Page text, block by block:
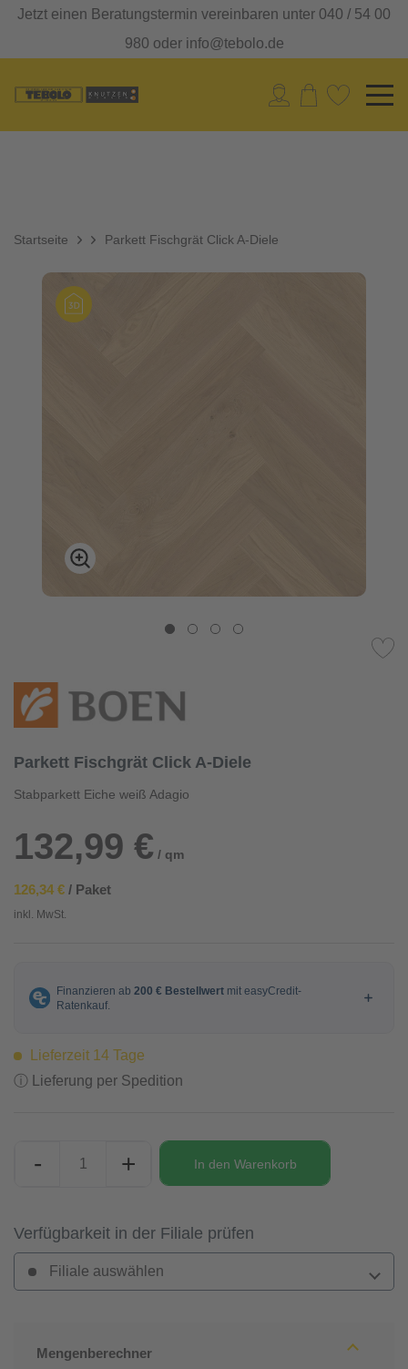
Jetzt einen Beratungstermin vereinbaren unter 040 / 54 00
980 oder info@tebolo.de
Startseite Parkett Fischgrät Click A-Diele
Parkett Fischgrät Click A-Diele
Stabparkett Eiche weiß Adagio
132,99 € / qm
126,34 € / Paket
inkl. MwSt.
Lieferzeit 14 Tage
ⓘ Lieferung per Spedition
- + In den Warenkorb
Verfügbarkeit in der Filiale prüfen
Filiale auswählen
Mengenberechner